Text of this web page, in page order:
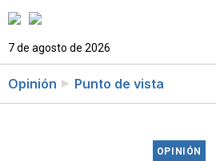
7 de agosto de 2026
Opinión Punto de vista
OPINIÓN